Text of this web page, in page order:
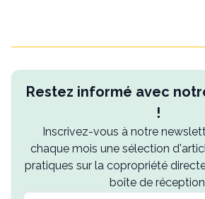
Restez informé avec
!
Inscrivez-vous à notre
chaque mois une sélection
pratiques sur la copropriété
boîte de